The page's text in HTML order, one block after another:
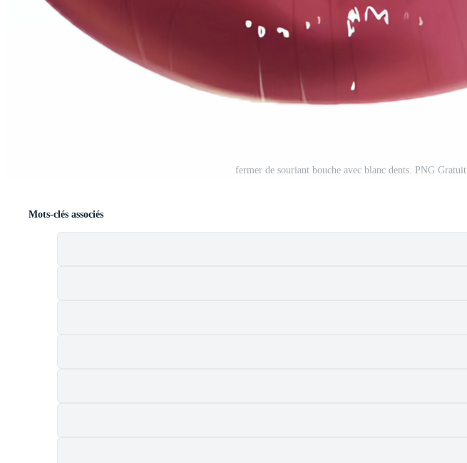
fermer de souriant bouche avec blanc dents. PNG Gratuit
Mots-clés associés